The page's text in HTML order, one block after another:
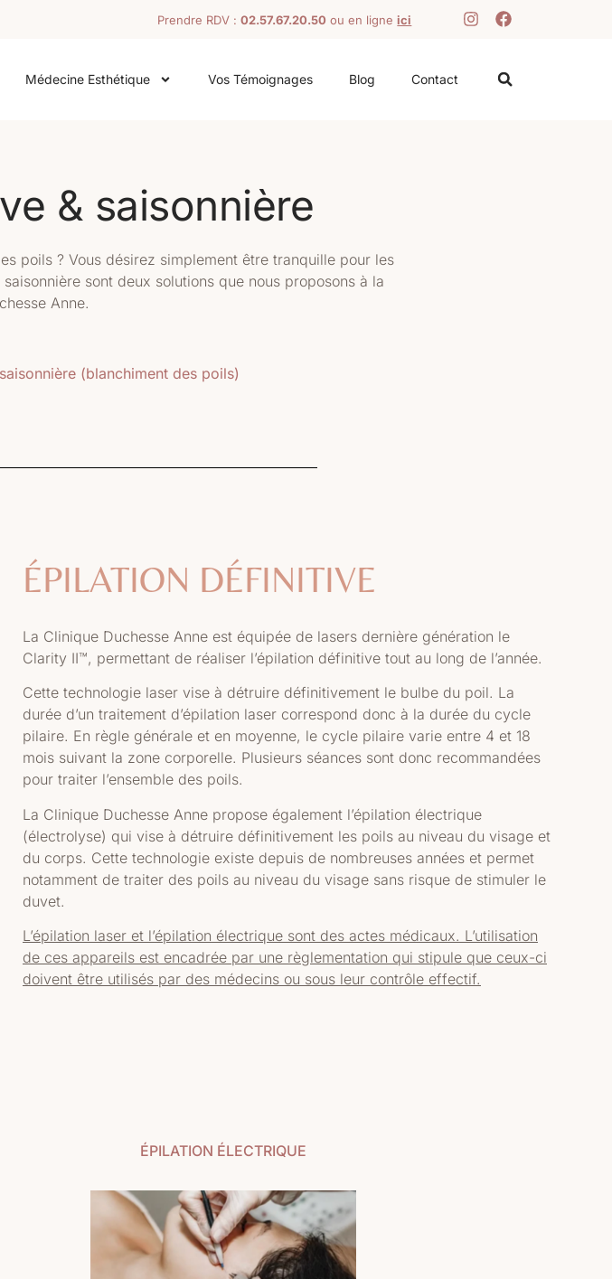
Prendre RDV :02.57.67.20.50 ou en ligneici
Médecine Esthétique Vos Témoignages Blog Contact
& saisonnière
poils ? Vous désirez simplement être tranquille pour les
sont deux solutions que nous proposons à la
Anne.
(blanchiment des poils)
ÉPILATION DÉFINITIVE
La Clinique Duchesse Anne est équipée de lasers dernière génération le
Clarity II™, permettant de réaliser l’épilation définitive tout au long de l’année.
Cette technologie laser vise à détruire définitivement le bulbe du poil. La
durée d’un traitement d’épilation laser correspond donc à la durée du cycle
pilaire. En règle générale et en moyenne, le cycle pilaire varie entre 4 et 18
mois suivant la zone corporelle. Plusieurs séances sont donc recommandées
pour traiter l’ensemble des poils.
La Clinique Duchesse Anne propose également l’épilation électrique
(électrolyse) qui vise à détruire définitivement les poils au niveau du visage et
du corps. Cette technologie existe depuis de nombreuses années et permet
notamment de traiter des poils au niveau du visage sans risque de stimuler le
duvet.
L’épilation laser et l’épilation électrique sont des actes médicaux. L’utilisation
de ces appareils est encadrée par une règlementation qui stipule que ceux-ci
doivent être utilisés par des médecins ou sous leur contrôle effectif.
ÉPILATION ÉLECTRIQUE